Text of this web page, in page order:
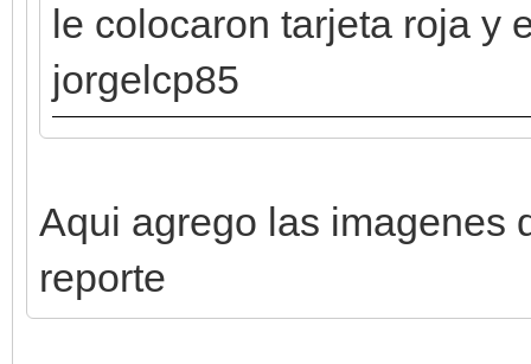
le colocaron tarjeta roja y
jorgelcp85
Aqui agrego las imagenes
reporte